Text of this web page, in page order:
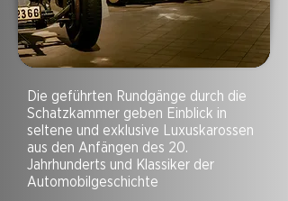
Die geführten Rundgänge durch die
Schatzkammer geben Einblick in
seltene und exklusive Luxuskarossen
aus den Anfängen des 20.
Jahrhunderts und Klassiker der
Automobilgeschichte